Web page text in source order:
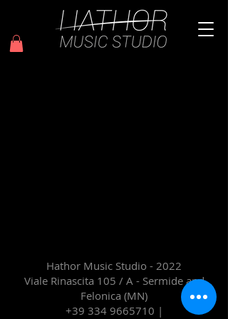
Hathor Music Studio - 2022
Viale Rinascita 105 / A - Sermide and
Felonica (MN)
+39 334 9665710 |